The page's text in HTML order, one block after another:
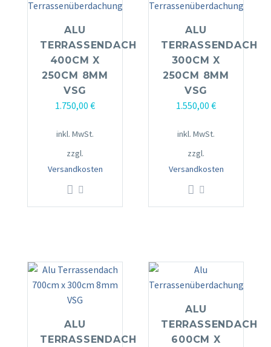
ALU
TERRASSENDACH
400CM X
250CM 8MM
VSG
1.750,00 €
inkl. MwSt.
zzgl.
Versandkosten
ALU
TERRASSENDACH
300CM X
250CM 8MM
VSG
1.550,00 €
inkl. MwSt.
zzgl.
Versandkosten
ALU
TERRASSENDACH
ALU
TERRASSENDACH
600CM X